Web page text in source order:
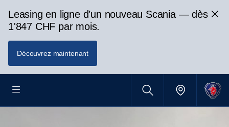
Leasing en ligne d’un nouveau Scania — dès
1'847 CHF par mois.
Découvrez maintenant